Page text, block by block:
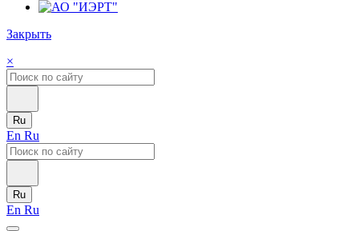
Закрыть
×
Ru
En Ru
Ru
En Ru